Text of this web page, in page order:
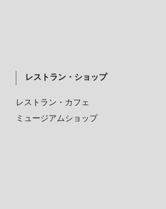
レストラン・ショップ
レストラン・カフェ
ミュージアムショップ